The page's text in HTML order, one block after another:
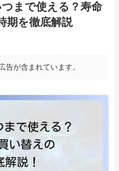
まで使える？寿命
期を徹底解説
告が含まれています。